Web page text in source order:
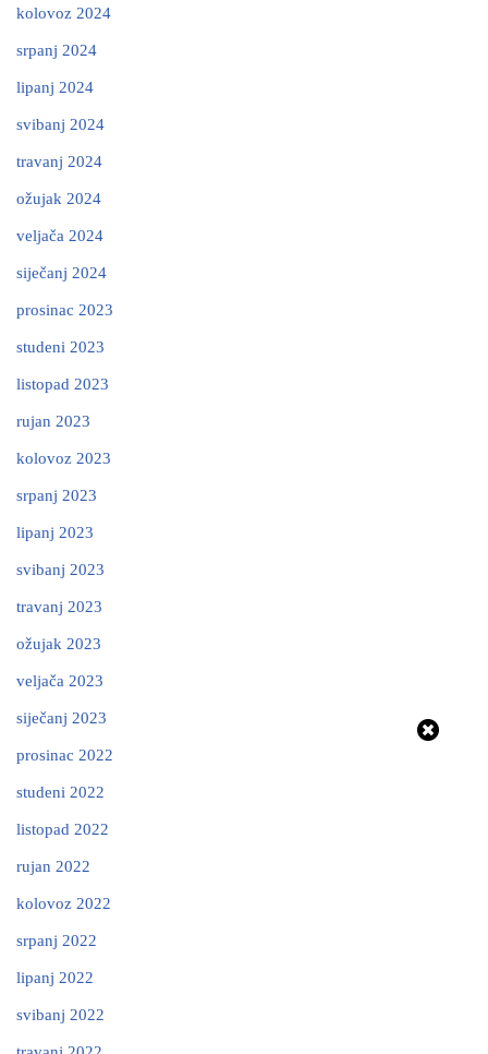
kolovoz 2024
srpanj 2024
lipanj 2024
svibanj 2024
travanj 2024
ožujak 2024
veljača 2024
siječanj 2024
prosinac 2023
studeni 2023
listopad 2023
rujan 2023
kolovoz 2023
srpanj 2023
lipanj 2023
svibanj 2023
travanj 2023
ožujak 2023
veljača 2023
siječanj 2023
prosinac 2022
studeni 2022
listopad 2022
rujan 2022
kolovoz 2022
srpanj 2022
lipanj 2022
svibanj 2022